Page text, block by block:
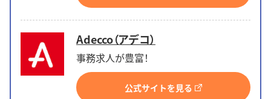
Adecco（アデコ）
事務求人が豊富！
公式サイトを見る